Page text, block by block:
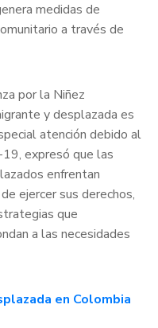
medidas de
a través de
por la Niñez
y desplazada es
atención debido al
expresó que las
enfrentan
ejercer sus derechos,
que
a las necesidades
en Colombia